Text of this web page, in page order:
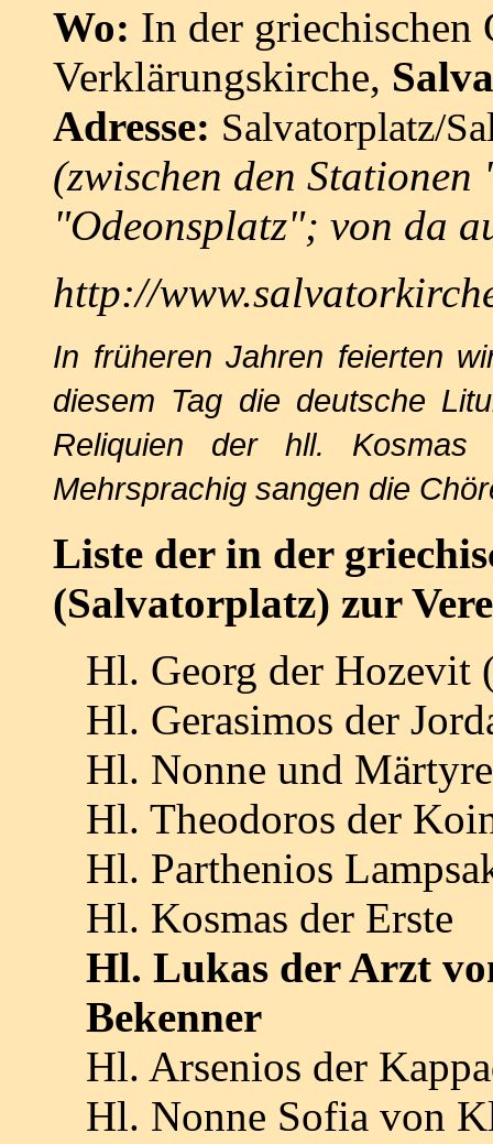
Wo: In der griechischen
Verklärungskirche,
Adresse: Salvatorplatz/
(zwischen den
"Odeonsplatz"; von da
http://
In früheren Jahren feierten
diesem Tag die deutsche
Reliquien der hll.
Mehrsprachig sangen die
Liste der in der
(Salvatorplatz) zur
Hl. Georg der Hozevit
Hl. Gerasimos der
Hl. Nonne und
Hl. Theodoros der
Hl. Parthenios
Hl. Kosmas der Erste
Hl. Lukas der Arzt
Bekenner
Hl. Arsenios der
Hl. Nonne Sofia von